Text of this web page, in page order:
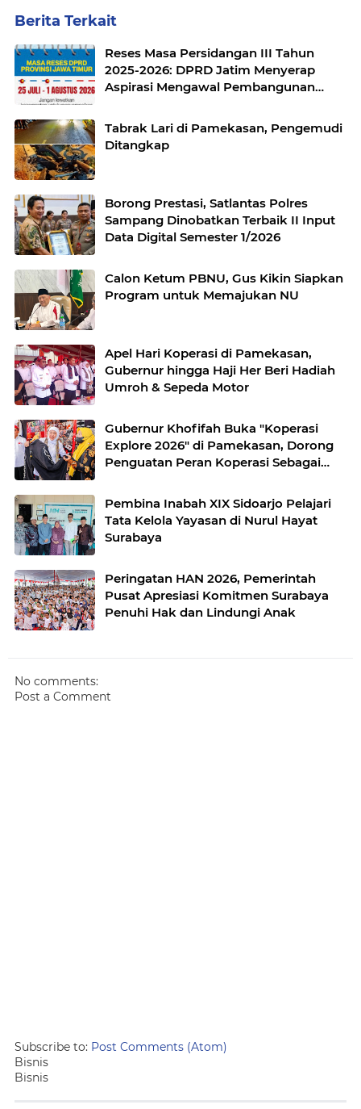
Berita Terkait
Reses Masa Persidangan III Tahun
2025-2026: DPRD Jatim Menyerap
Aspirasi Mengawal Pembangunan
Tabrak Lari di Pamekasan, Pengemudi
Ditangkap
Borong Prestasi, Satlantas Polres
Sampang Dinobatkan Terbaik II Input
Data Digital Semester 1/2026
Calon Ketum PBNU, Gus Kikin Siapkan
Program untuk Memajukan NU
Apel Hari Koperasi di Pamekasan,
Gubernur hingga Haji Her Beri Hadiah
Umroh & Sepeda Motor
Gubernur Khofifah Buka "Koperasi
Explore 2026" di Pamekasan, Dorong
Penguatan Peran Koperasi Sebagai
Sekaligus Perluas Akses Promosi
Pelaku UMKM
Pembina Inabah XIX Sidoarjo Pelajari
Tata Kelola Yayasan di Nurul Hayat
Surabaya
Peringatan HAN 2026, Pemerintah
Pusat Apresiasi Komitmen Surabaya
Penuhi Hak dan Lindungi Anak
No comments:
Post a Comment
Subscribe to: Post Comments (Atom)
Bisnis
Bisnis